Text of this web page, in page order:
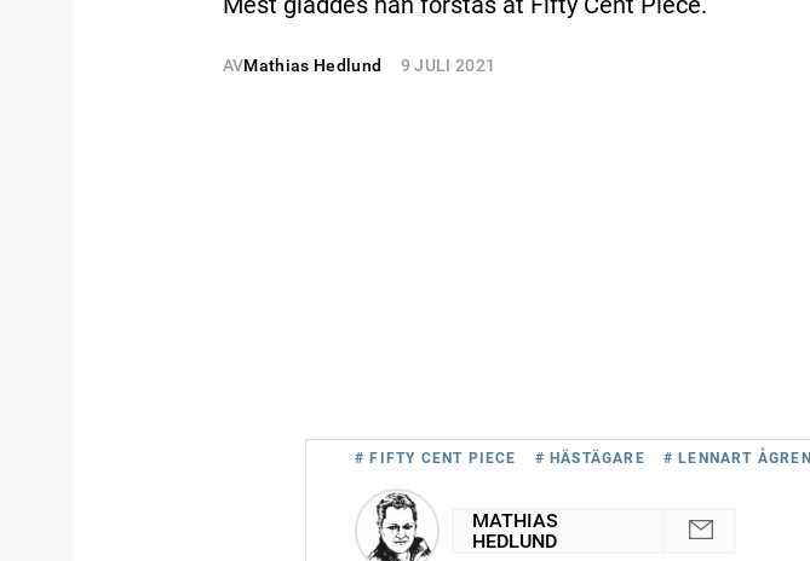
AVMathias Hedlund 9 JULI 2021
# FIFTY CENT PIECE # HÄSTÄGARE # LENNART ÅGREN
MATHIAS
HEDLUND